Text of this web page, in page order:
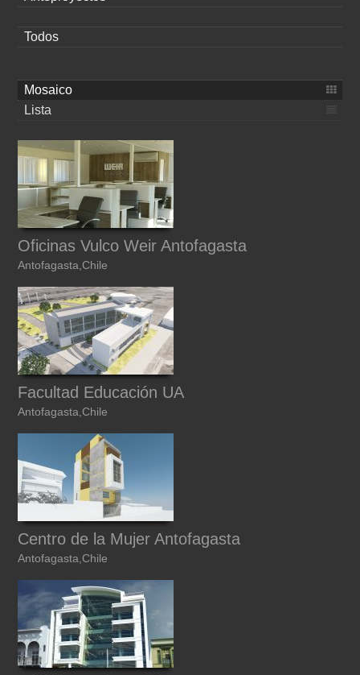
Todos
Mosaico
Lista
Oficinas Vulco Weir Antofagasta
Antofagasta,Chile
Facultad Educación UA
Antofagasta,Chile
Centro de la Mujer Antofagasta
Antofagasta,Chile